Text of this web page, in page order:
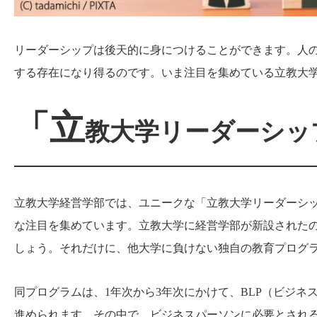
リーダーシップは後天的に身につけることができます。
する存在になり得るのです。いま注目を集めている立教大
「立教大学リーダーシ
立教大学経営学部では、ユニークな「立教大学リーダー
な注目を集めています。立教大学に経営学部が新設された
しょう。それだけに、他大学に負けない独自の教育プロ
同プログラムは、1年次から3年次にかけて、BLP（ビジネ
進められます。その中で、ビジネスパーソンに必要とさ